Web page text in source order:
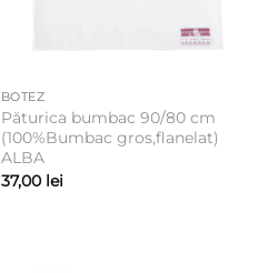
BOTEZ
Păturica bumbac 90/80 cm
(100%Bumbac gros,flanelat)
ALBA
37,00 lei